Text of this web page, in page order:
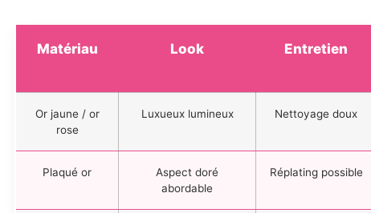
Matériau Look Entretien
Or jaune / or
rose
Luxueux lumineux Nettoyage doux
Plaqué or
Aspect doré
abordable
Réplating possible